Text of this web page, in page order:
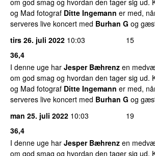
om god smag og hvordan den tager sig ud.
og Mad fotograf Ditte Ingemann er med,
serveres live koncert med Burhan G og
tirs 26. juli 2022 10:03
15
36,4
I denne uge har Jesper Bæhrenz en
om god smag og hvordan den tager sig ud.
og Mad fotograf Ditte Ingemann er med,
serveres live koncert med Burhan G og
man 25. juli 2022 10:03
19
36,4
I denne uge har Jesper Bæhrenz en
om god smag og hvordan den tager sig ud.